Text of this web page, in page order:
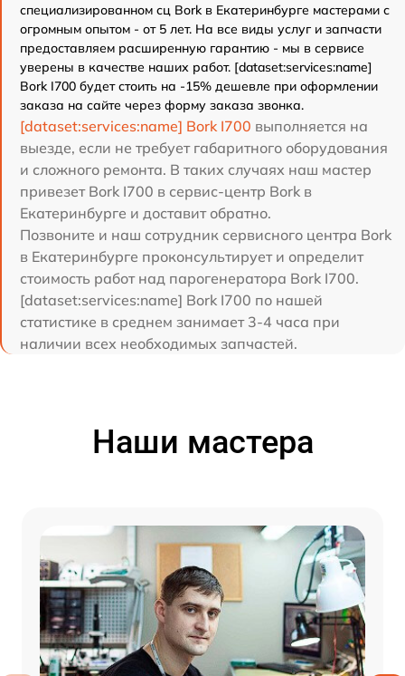
специализированном сц Bork в Екатеринбурге мастерами с
огромным опытом - от 5 лет. На все виды услуг и запчасти
предоставляем расширенную гарантию - мы в сервисе
уверены в качестве наших работ. [dataset:services:name]
Bork I700 будет стоить на -15% дешевле при оформлении
заказа на сайте через форму заказа звонка.
[dataset:services:name] Bork I700 выполняется на
выезде, если не требует габаритного оборудования
и сложного ремонта. В таких случаях наш мастер
привезет Bork I700 в сервис-центр Bork в
Екатеринбурге и доставит обратно.
Позвоните и наш сотрудник сервисного центра Bork
в Екатеринбурге проконсультирует и определит
стоимость работ над парогенератора Bork I700.
[dataset:services:name] Bork I700 по нашей
статистике в среднем занимает 3-4 часа при
наличии всех необходимых запчастей.
Наши мастера